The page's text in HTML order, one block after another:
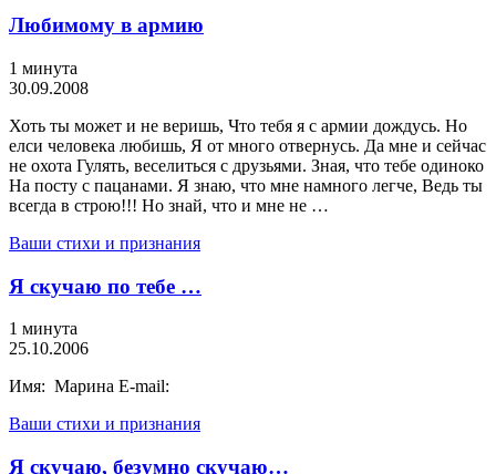
Любимому в армию
1 минута
30.09.2008
Хоть ты может и не веришь, Что тебя я с армии дождусь. Но
елси человека любишь, Я от много отвернусь. Да мне и сейчас
не охота Гулять, веселиться с друзьями. Зная, что тебе одиноко
На посту с пацанами. Я знаю, что мне намного легче, Ведь ты
всегда в строю!!! Но знай, что и мне не …
Ваши стихи и признания
Я скучаю по тебе …
1 минута
25.10.2006
Имя: Марина E-mail:
Ваши стихи и признания
Я скучаю, безумно скучаю…